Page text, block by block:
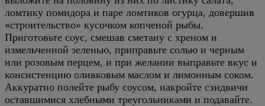
ломтику помидора и паре ломтиков огурца, довершив
«строительство» кусочком копченой рыбы.
Приготовьте соус, смешав сметану с хреном и
измельченной зеленью, приправьте солью и черным
или розовым перцем, и при желании выправьте вкус и
консистенцию оливковым маслом и лимонным соком.
Аккуратно полейте рыбу соусом, накройте сэндвичи
оставшимися хлебными треугольниками и подавайте.